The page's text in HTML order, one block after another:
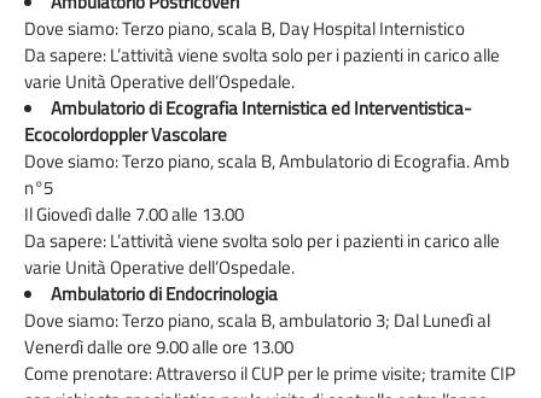
Dove siamo: Terzo piano, scala B, Day Hospital Internistico
Da sapere: L’attività viene svolta solo per i pazienti in carico alle
varie Unità Operative dell’Ospedale.
Ambulatorio di Ecografia Internistica ed Interventistica-
Ecocolordoppler Vascolare
Dove siamo: Terzo piano, scala B, Ambulatorio di Ecografia. Amb
n°5
Il Giovedì dalle 7.00 alle 13.00
Da sapere: L’attività viene svolta solo per i pazienti in carico alle
varie Unità Operative dell’Ospedale.
Ambulatorio di Endocrinologia
Dove siamo: Terzo piano, scala B, ambulatorio 3; Dal Lunedì al
Venerdì dalle ore 9.00 alle ore 13.00
Come prenotare: Attraverso il CUP per le prime visite; tramite CIP